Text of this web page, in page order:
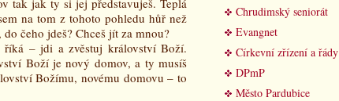
tak jak ty si jej představuješ. Teplá
na tom z tohoto pohledu hůř než
čeho jdeš? Chceš jít za mnou?
říká – jdi a zvěstuj království Boží.
Boží je nový domov, a ty musíš
Božímu, novému domovu – to
Chrudimský seniorát
Evangnet
Církevní zřízení a řády
DPmP
Město Pardubice